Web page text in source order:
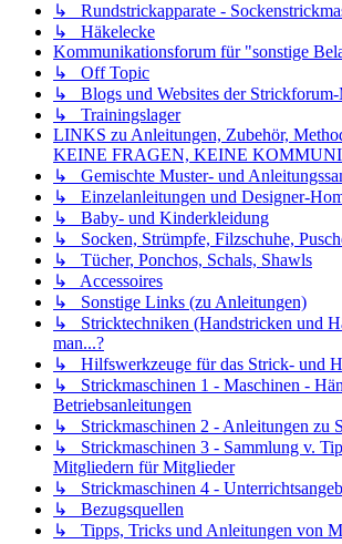
↳ Rundstrickapparate -
↳ Häkelecke
Kommunikationsforum für "sonstige
↳ Off Topic
↳ Blogs und Websites der
↳ Trainingslager
LINKS zu Anleitungen, Zubehör,
KEINE FRAGEN, KEINE
↳ Gemischte Muster- und
↳ Einzelanleitungen und Designer-
↳ Baby- und Kinderkleidung
↳ Socken, Strümpfe, Filzschuhe,
↳ Tücher, Ponchos, Schals, Shawls
↳ Accessoires
↳ Sonstige Links (zu Anleitungen)
↳ Stricktechniken (Handstricken und
man...?
↳ Hilfswerkzeuge für das Strick- und
↳ Strickmaschinen 1 - Maschinen -
Betriebsanleitungen
↳ Strickmaschinen 2 - Anleitungen zu
↳ Strickmaschinen 3 - Sammlung v.
Mitgliedern für Mitglieder
↳ Strickmaschinen 4 -
↳ Bezugsquellen
↳ Tipps, Tricks und Anleitungen von